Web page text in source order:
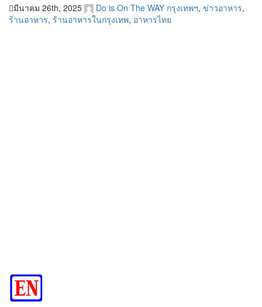
มีนาคม 26th, 2025 Do is On The WAY กรุงเทพฯ, ข่าวอาหาร,
ร้านอาหาร, ร้านอาหารในกรุงเทพ, อาหารไทย